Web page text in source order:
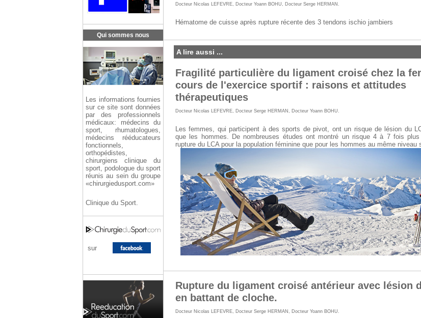
Qui sommes nous
Les informations fournies
sur ce site sont données
par des professionnels
médicaux: médecins du
sport, rhumatologues,
médecins rééducateurs
fonctionnels,
orthopédistes,
chirurgiens clinique du
sport, podologue du sport
réunis au sein du groupe
«chirurgiedusport.com»
Clinique du Sport.
sur
Docteur Nicolas LEFEVRE, Docteur Yoann BOHU, Docteur Serge HERMAN .
Hématome de cuisse après rupture récente des 3 tendons ischio jambiers
A lire aussi ...
Fragilité particulière du ligament croisé chez la
cours de l'exercice sportif : raisons et attitudes
thérapeutiques
Docteur Nicolas LEFEVRE, Docteur Serge HERMAN , Docteur Yoann BOHU.
Les femmes, qui participent à des sports de pivot, ont un risque de lésion du
que les hommes. De nombreuses études ont montré un risque 4 à 7 fois
rupture du LCA pour la population féminine que pour les hommes au même niveau
Rupture du ligament croisé antérieur avec lésion
en battant de cloche.
Docteur Nicolas LEFEVRE, Docteur Serge HERMAN , Docteur Yoann BOHU.